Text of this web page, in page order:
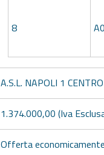
8
A.S.L. NAPOLI 1 CENTRO
1.374.000,00 (Iva
Offerta